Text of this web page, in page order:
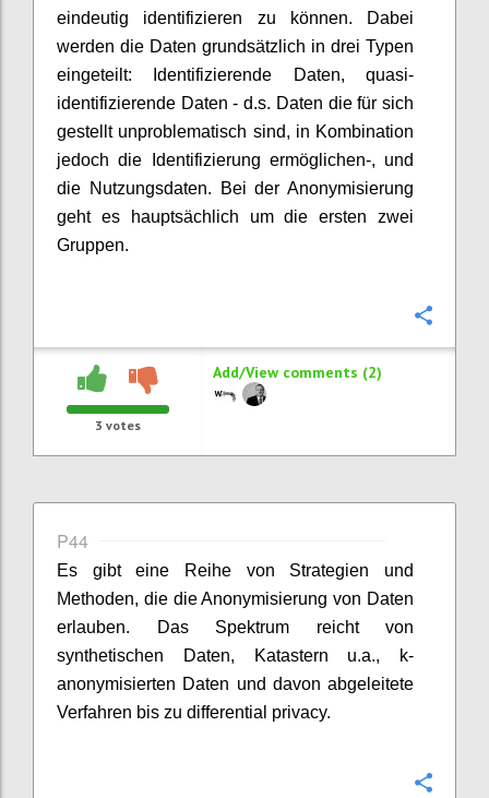
eindeutig identifizieren zu können. Dabei
werden die Daten grundsätzlich in drei Typen
eingeteilt: Identifizierende Daten, quasi-
identifizierende Daten - d.s. Daten die für sich
gestellt unproblematisch sind, in Kombination
jedoch die Identifizierung ermöglichen-, und
die Nutzungsdaten. Bei der Anonymisierung
geht es hauptsächlich um die ersten zwei
Gruppen.
3 votes
Add/View comments (2)
P44
Es gibt eine Reihe von Strategien und
Methoden, die die Anonymisierung von Daten
erlauben. Das Spektrum reicht von
synthetischen Daten, Katastern u.a., k-
anonymisierten Daten und davon abgeleitete
Verfahren bis zu differential privacy.